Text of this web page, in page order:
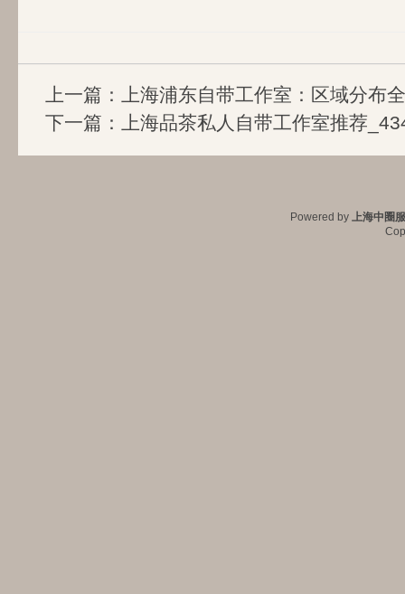
上一篇： 上海浦东自带工作室：区域分布
下一篇： 上海品茶私人自带工作室推荐
Powered by 上海中圈